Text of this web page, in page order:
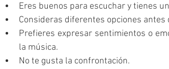
Eres buenos para escuchar y tienes
Consideras diferentes opciones antes
Prefieres expresar sentimientos o
la música.
No te gusta la confrontación.